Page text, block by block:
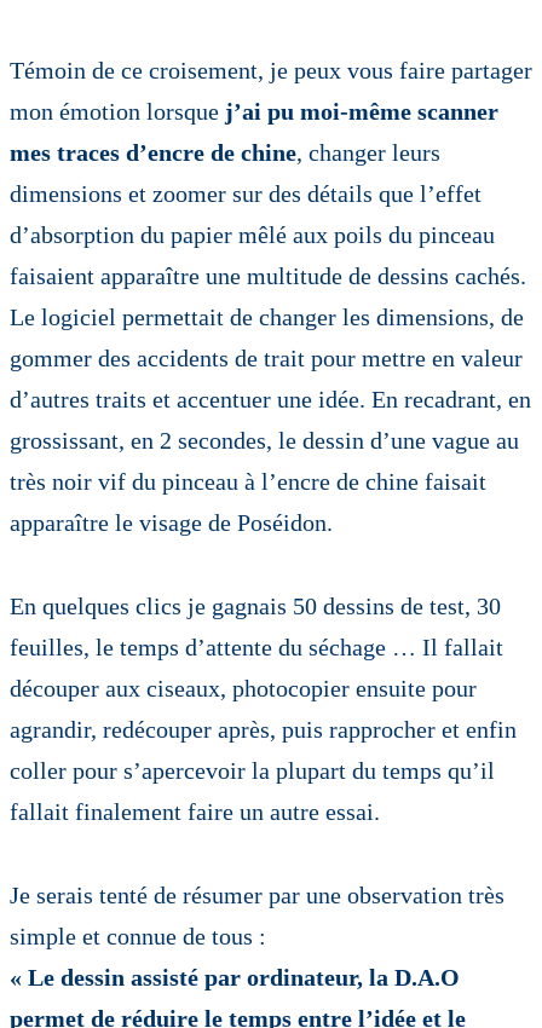
Témoin de ce croisement, je peux vous faire partager
mon émotion lorsque j’ai pu moi-même scanner
mes traces d’encre de chine, changer leurs
dimensions et zoomer sur des détails que l’effet
d’absorption du papier mêlé aux poils du pinceau
faisaient apparaître une multitude de dessins cachés.
Le logiciel permettait de changer les dimensions, de
gommer des accidents de trait pour mettre en valeur
d’autres traits et accentuer une idée. En recadrant, en
grossissant, en 2 secondes, le dessin d’une vague au
très noir vif du pinceau à l’encre de chine faisait
apparaître le visage de Poséidon.
En quelques clics je gagnais 50 dessins de test, 30
feuilles, le temps d’attente du séchage … Il fallait
découper aux ciseaux, photocopier ensuite pour
agrandir, redécouper après, puis rapprocher et enfin
coller pour s’apercevoir la plupart du temps qu’il
fallait finalement faire un autre essai.
Je serais tenté de résumer par une observation très
simple et connue de tous :
« Le dessin assisté par ordinateur, la D.A.O
permet de réduire le temps entre l’idée et le